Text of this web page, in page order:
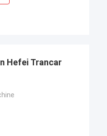
Hefei Trancar